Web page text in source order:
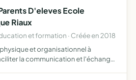
D'eleves Ecole
Riaux
et formation · Créée en 2018
et organisationnel à
la communication et l'échange